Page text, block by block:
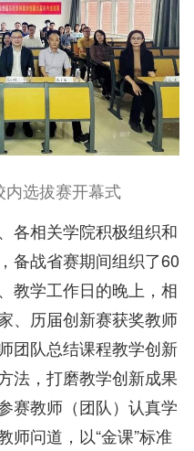
选拔赛开幕式
各相关学院积极组织和
备战省赛期间组织了60
教学工作日的晚上，相
、历届创新赛获奖教师
团队总结课程教学创新
法，打磨教学创新成果
赛教师（团队）认真学
师问道，以“金课”标准